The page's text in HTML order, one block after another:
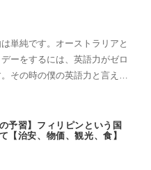
単純です。オーストラリアと
ーをするには、英語力がゼロ
その時の僕の英語力と言えば
の予習】フィリピンという国
【治安、物価、観光、食】